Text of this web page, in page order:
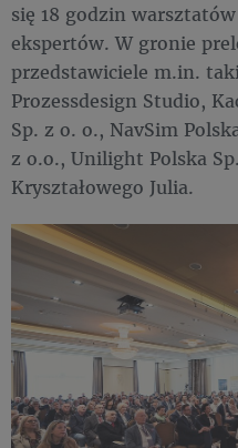
się 18 godzin
ekspertów. W gronie
przedstawiciele m.in.
Prozessdesign Studio,
Sp. z o. o., NavSim
z o.o., Unilight Polska
Kryształowego Julia.